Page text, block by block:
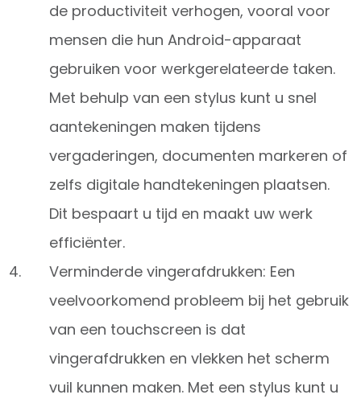
de productiviteit verhogen, vooral voor
mensen die hun Android-apparaat
gebruiken voor werkgerelateerde taken.
Met behulp van een stylus kunt u snel
aantekeningen maken tijdens
vergaderingen, documenten markeren of
zelfs digitale handtekeningen plaatsen.
Dit bespaart u tijd en maakt uw werk
efficiënter.
Verminderde vingerafdrukken: Een
veelvoorkomend probleem bij het gebruik
van een touchscreen is dat
vingerafdrukken en vlekken het scherm
vuil kunnen maken. Met een stylus kunt u